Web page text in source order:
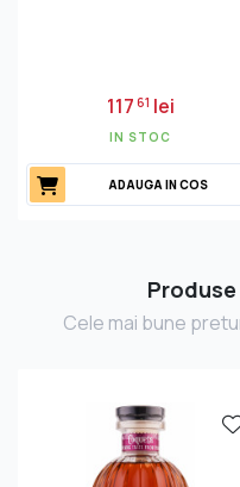
11761 lei
IN STOC
ADAUGA IN COS
Cele mai bune